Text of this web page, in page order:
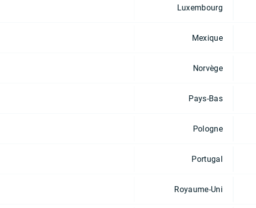
Luxembourg
Mexique
Norvège
Pays-Bas
Pologne
Portugal
Royaume-Uni